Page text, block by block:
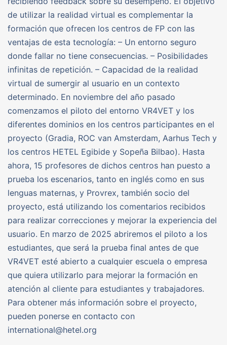
de utilizar la realidad virtual es complementar la
formación que ofrecen los centros de FP con las
ventajas de esta tecnología: – Un entorno seguro
donde fallar no tiene consecuencias. – Posibilidades
infinitas de repetición. – Capacidad de la realidad
virtual de sumergir al usuario en un contexto
determinado. En noviembre del año pasado
comenzamos el piloto del entorno VR4VET y los
diferentes dominios en los centros participantes en el
proyecto (Gradia, ROC van Amsterdam, Aarhus Tech y
los centros HETEL Egibide y Sopeña Bilbao). Hasta
ahora, 15 profesores de dichos centros han puesto a
prueba los escenarios, tanto en inglés como en sus
lenguas maternas, y Provrex, también socio del
proyecto, está utilizando los comentarios recibidos
para realizar correcciones y mejorar la experiencia del
usuario. En marzo de 2025 abriremos el piloto a los
estudiantes, que será la prueba final antes de que
VR4VET esté abierto a cualquier escuela o empresa
que quiera utilizarlo para mejorar la formación en
atención al cliente para estudiantes y trabajadores.
Para obtener más información sobre el proyecto,
pueden ponerse en contacto con
international@hetel.org